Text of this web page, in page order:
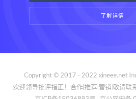
了解详情
Copyright © 2017 - 2022 xineee.net
欢迎领导批评指正！合作|推荐|营销|敬请联